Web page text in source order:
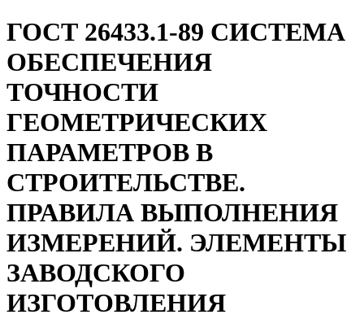
ГОСТ 26433.1-89 СИСТЕМА
ОБЕСПЕЧЕНИЯ
ТОЧНОСТИ
ГЕОМЕТРИЧЕСКИХ
ПАРАМЕТРОВ В
СТРОИТЕЛЬСТВЕ.
ПРАВИЛА ВЫПОЛНЕНИЯ
ИЗМЕРЕНИЙ. ЭЛЕМЕНТЫ
ЗАВОДСКОГО
ИЗГОТОВЛЕНИЯ